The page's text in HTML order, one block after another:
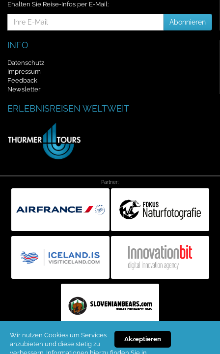
Ehalten Sie Reise-Infos per E-Mail:
Mail-
Abonnieren
INFO
Datenschutz
Impressum
Feedback
Newsletter
ERLEBNISREISEN WELTWEIT
Partner:
Copyright ©2026 Thürmer Reisen KG. All rights reserved. (H)
Akzeptieren
Wir nutzen Cookies um Services
anzubieten und diese stetig zu